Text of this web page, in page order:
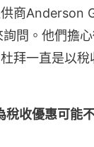
商Anderson
問。他們擔
拜一直是以稅
稅收優惠可能